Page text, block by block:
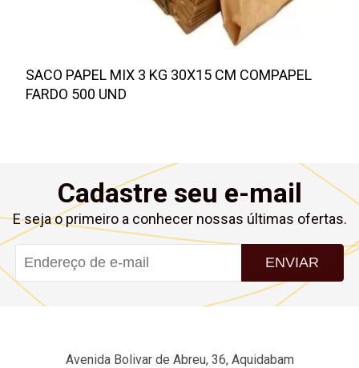
SACO PAPEL MIX 3 KG 30X15 CM COMPAPEL
FARDO 500 UND
Cadastre seu e-mail
E seja o primeiro a conhecer nossas últimas ofertas.
ENVIAR
Avenida Bolivar de Abreu, 36, Aquidabam